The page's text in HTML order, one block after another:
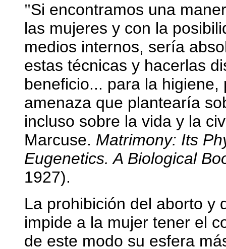
"Si encontramos una
las mujeres y con la
medios internos, sería
estas técnicas y hacerlas
beneficio... para la
amenaza que plantearía
incluso sobre la vida y la
Marcuse. Matrimony: Its
Eugenetics. A Biological
1927).
La prohibición del aborto y
impide a la mujer tener el
de este modo su esfera